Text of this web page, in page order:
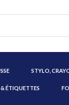
STYLO,
ÉTIQUETTES